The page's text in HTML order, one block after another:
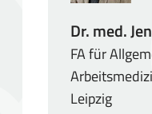
Dr. med.
FA für
Leipzig